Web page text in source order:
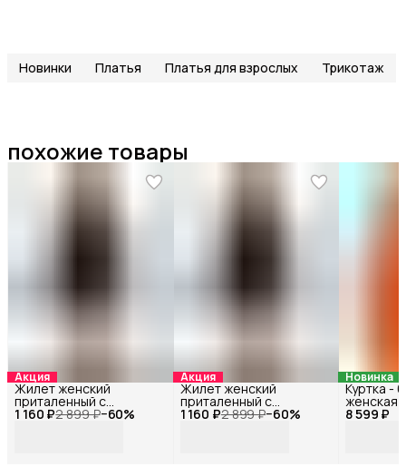
Новинки Платья Платья для взрослых Трикотаж
похожие товары
Акция
1 160 ₽2 899 ₽−60%
Жилет женский
приталенный с
открытой спиной
Акция
1 160 ₽2 899 ₽−60%
Жилет женский
приталенный с
открытой спиной
Новинка
8 599 ₽
Куртка -
женская